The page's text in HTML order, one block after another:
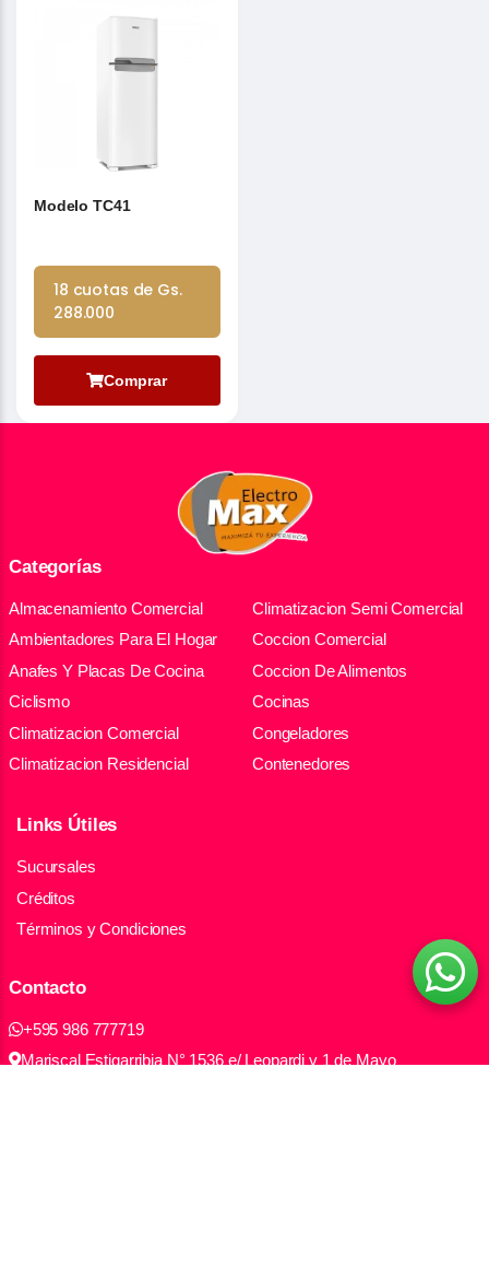
Modelo TC41
18 cuotas de Gs.
288.000
Comprar
Categorías
Almacenamiento Comercial
Ambientadores Para El Hogar
Anafes Y Placas De Cocina
Ciclismo
Climatizacion Comercial
Climatizacion Residencial
Climatizacion Semi Comercial
Coccion Comercial
Coccion De Alimentos
Cocinas
Congeladores
Contenedores
Links Útiles
Sucursales
Créditos
Términos y Condiciones
Contacto
+595 986 777719
Mariscal Estigarribia N° 1536 e/ Leopardi y 1 de Mayo